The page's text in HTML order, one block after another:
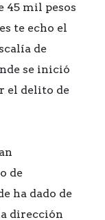
45 mil pesos
te echo el
de
se inició
el delito de
de
ha dado de
dirección